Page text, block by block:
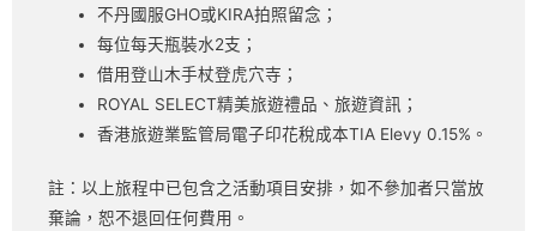
不丹國服GHO或KIRA拍照留念；
每位每天瓶裝水2支；
借用登山木手杖登虎穴寺；
ROYAL SELECT精美旅遊禮品、旅遊資訊；
香港旅遊業監管局電子印花稅成本TIA Elevy 0.15%。
註：以上旅程中已包含之活動項目安排，如不參加者只當放
棄論，恕不退回任何費用。